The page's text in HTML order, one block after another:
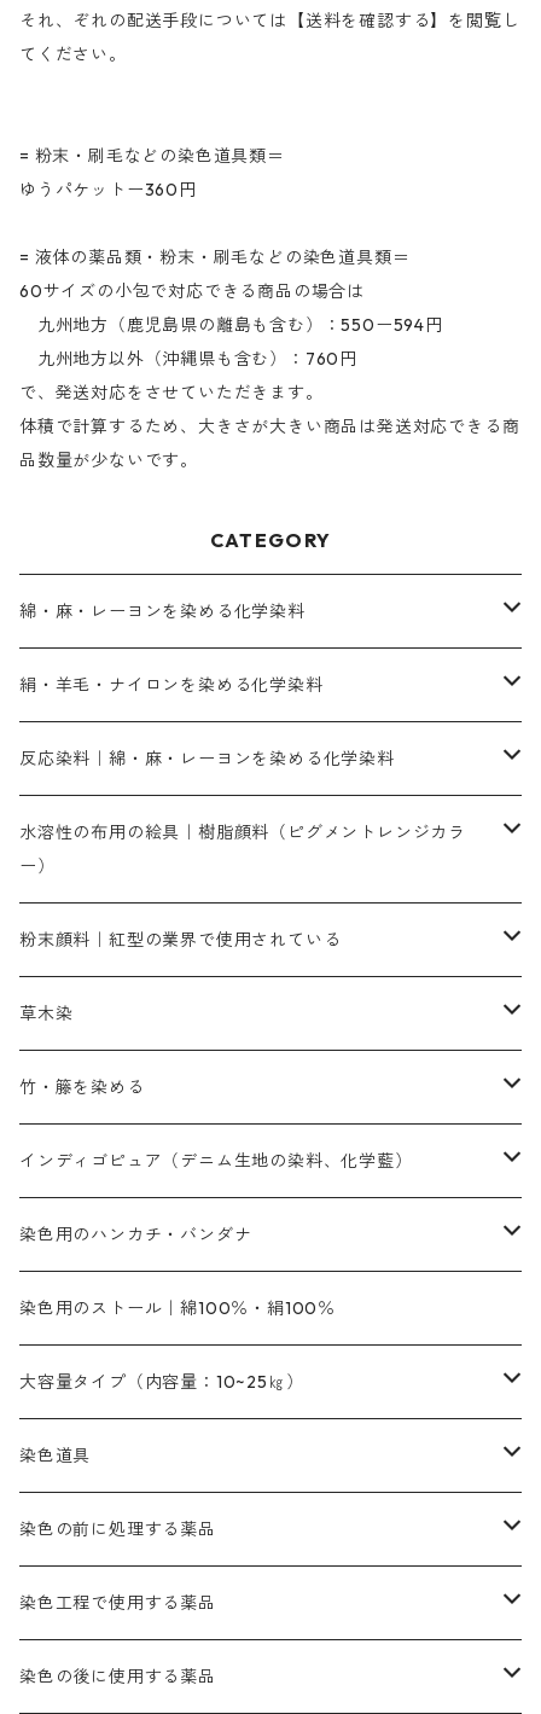
それ、ぞれの配送手段については【送料を確認する】を閲覧し
てください。
= 粉末・刷毛などの染色道具類＝
ゆうパケットー360円
= 液体の薬品類・粉末・刷毛などの染色道具類＝
60サイズの小包で対応できる商品の場合は
九州地方（鹿児島県の離島も含む）：550ー594円
九州地方以外（沖縄県も含む）：760円
で、発送対応をさせていただきます。
体積で計算するため、大きさが大きい商品は発送対応できる商
品数量が少ないです。
CATEGORY
綿・麻・レーヨンを染める化学染料
直接染料－染色手順が簡単
人気のおすすめ直接染料
染色に必要な薬品類
橙色系
青色系
紫色系
緑色系
茶色系
絹・羊毛・ナイロンを染める化学染料
お買い得品
染料一覧
人気のおすすめ染料
橙色系
緑色系
茶色系
灰色系
黒色系
染色に必要な薬品類
補助薬品
反応染料｜綿・麻・レーヨンを染める化学染料
お勧めの3原色（赤・青・黄色）
お勧め｜スミフィックス～
3原色以外の色目
赤色
茶色｜20g入りのみ公開
灰色｜20g入りのみ公開
黒色
染色に必要な薬品
アルカリ剤
補助薬品
捺染に必要な材料
捺染糊
水溶性の布用の絵具｜樹脂顔料（ピグメントレンジカラ
ー）
ネオカラー（色）
内容量：100g
内容量：500g
バィンダー（定着剤）
増粘剤
黄色系
エロ―M3G｜定番の色合い
エロー ＭＧＲ｜明るい緑みの黄色
オレンジ系
オレンヂMG｜黄みの橙色
オレンヂMGD（定番の色合い）
赤色系
レットMFB｜赤色（定番の色合い）
レットMG｜黄みの朱色
青色系
ネビーブルーMB（定番の色合い）
ブルーMB（定番の色合い）
紫色系
バイオレットMFB
緑色系
ダークグリンMG（定番の色合い）
グリーンMB｜緑色
茶色系
ダークブロンMFB｜こげ茶色
黒色系
粉末顔料｜紅型の業界で使用されている
赤色系
本洋紅
代用朱黄色口
黄色系
ファストエロ―10GN（鮮やかな黄色）
ファストエロ―5GN（黄色）
青色系
NSBAブルー
群青
白色｜胡粉
黒色｜在庫処分特価
緑色｜在庫処分特価
茶色｜在庫処分特価
草木染
植物染料
人気のおすすめ植物染料
インド茜・西洋茜の個別販売
カッチ｜茶系
霧島産・晩秋茶｜黄金色（赤みの黄色）｜準備中
濃染処理剤｜ソルバックスPS－900
媒染剤
アルミ媒染剤
鉄媒染剤
ソーダ灰｜アルカリ性のPH調整剤
藍染
ぶどう糖
ハイドロサルファイトコンク
染色用途のハンカチ・バンダナ
45cm×45cm（ハンカチ）｜端の始末も綿糸｜タグなし
54cm×54cm（バンダナ）｜端の始末も綿糸｜タグなし
竹・籐を染める
人気のおすすめ竹・藤を染める染料
塩基性染料（混色可能）
ビスマークブロンB｜赤茶色
塩基性エロ―｜液体タイプ
オリジナル染料｜スス竹色｜ミキセットファストブロンGR
インディゴピュア（デニム生地の染料、化学藍）
初心者向けお試しセット販売
インディゴピュア
アルカリ剤
ハイドロサルファイトコンク
酸性剤
染色用のハンカチ・バンダナ
45cm×45cm（ハンカチ）｜端の始末も綿糸｜タグなし
54cm×54cm（バンダナ）｜端の始末も綿糸｜タグなし
染色用のストール｜綿100％・絹100％
大容量タイプ（内容量：10~25㎏）
芒硝｜綿の染色時の吸収促進剤
ソーダ灰｜アルカリ性のPH調整剤
硫酸第一鉄｜鉄媒染剤
染色道具
刷毛
摺込み刷毛（スリコミハケ）ー夏毛（硬いタイプ）
摺込み刷毛（スリコミハケ）ー冬毛（柔らかいタイプ）
ローケツ筆
ローケツ用筆｜1本～販売
洋型紙（9番手｜中薄口、10番手｜中厚口）
染色の前に処理する薬品
精練剤｜汚れ落とし剤｜針状マルセル石鹸
糊落とし剤｜ソルベンCA
染色工程で使用する薬品
染料の吸収促進剤
染色の後に使用する薬品